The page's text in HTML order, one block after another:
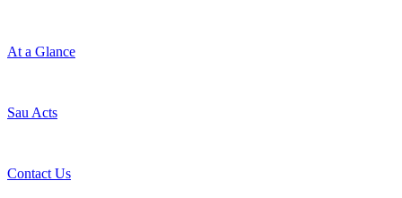
At a Glance
Sau Acts
Contact Us